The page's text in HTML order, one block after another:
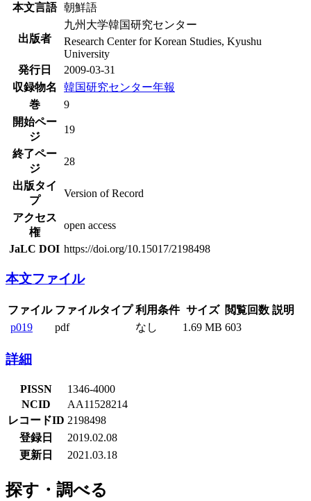
本文言語
朝鮮語
出版者
九州大学韓国研究センター
Research Center for Korean Studies, Kyushu
University
発行日
2009-03-31
収録物名
韓国研究センター年報
巻
9
開始ペー
ジ
19
終了ペー
ジ
28
出版タイ
プ
Version of Record
アクセス
権
open access
JaLC DOI https://doi.org/10.15017/2198498
本文ファイル
ファイル ファイルタイプ 利用条件 サイズ 閲覧回数 説明
p019
pdf なし 1.69 MB 603
詳細
PISSN
1346-4000
NCID
AA11528214
レコードID 2198498
登録日
2019.02.08
更新日
2021.03.18
探す・調べる